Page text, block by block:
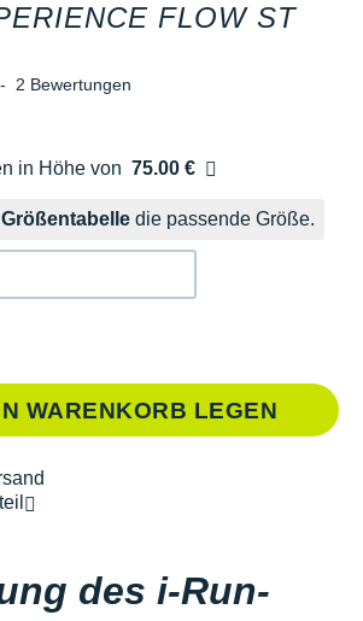
FLOW ST
- 2 Bewertungen
in Höhe von 75.00 €
Größentabelle die passende Größe.
WARENKORB LEGEN
des i-Run-